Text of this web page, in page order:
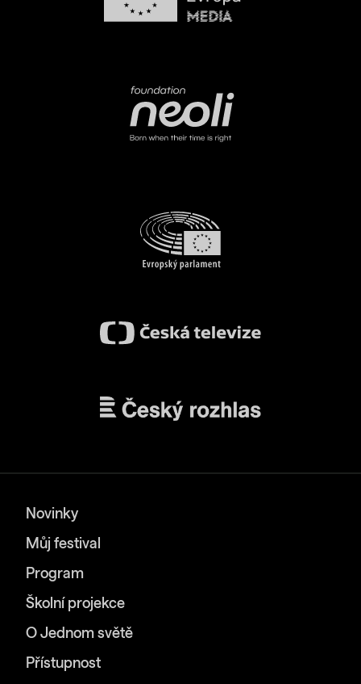
Novinky
Můj festival
Program
Školní projekce
O Jednom světě
Přístupnost